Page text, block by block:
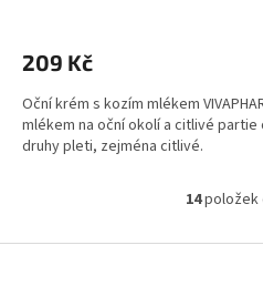
209 Kč
Oční krém s kozím mlékem
mlékem na oční okolí a citlivé
druhy pleti, zejména citlivé.
O
l
14položek